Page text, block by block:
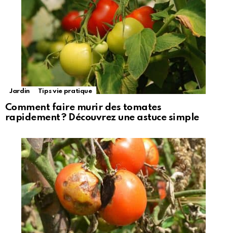
Jardin Tips vie pratique
Comment faire murir des tomates
rapidement ? Découvrez une astuce simple